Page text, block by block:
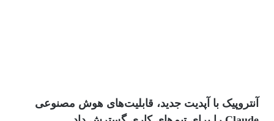
با آپدیت جدید، قابلیت‌های هوش مصنوعی